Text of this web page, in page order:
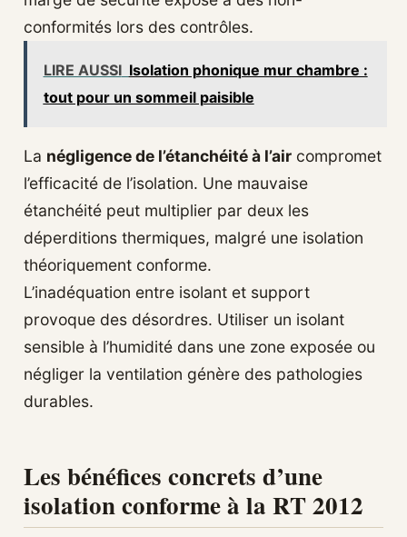
conformités lors des contrôles.
LIRE AUSSI Isolation phonique mur chambre :
tout pour un sommeil paisible
La négligence de l’étanchéité à l’air compromet
l’efficacité de l’isolation. Une mauvaise
étanchéité peut multiplier par deux les
déperditions thermiques, malgré une isolation
théoriquement conforme.
L’inadéquation entre isolant et support
provoque des désordres. Utiliser un isolant
sensible à l’humidité dans une zone exposée ou
négliger la ventilation génère des pathologies
durables.
Les bénéfices concrets d’une
isolation conforme à la RT 2012